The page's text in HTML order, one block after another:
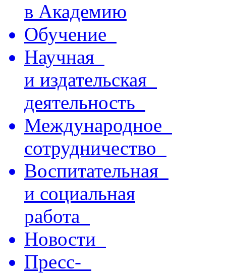
в Академию
Обучение
Научная
и издательская
деятельность
Международное
сотрудничество
Воспитательная
и социальная
работа
Новости
Пресс-